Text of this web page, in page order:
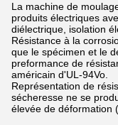
La machine de
produits électriques
diélectrique, isolation
Résistance à la
que le spécimen et le
preformance de
américain d'UL-94Vo.
Représentation de
sécheresse ne se
élevée de déformation